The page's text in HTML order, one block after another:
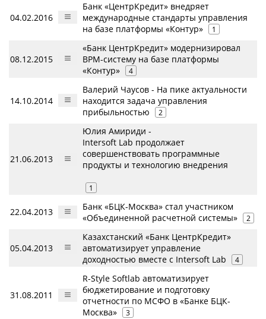
04.02.2016
Банк «ЦентрКредит» внедряет
международные стандарты управления
на базе платформы «Контур»
1
08.12.2015
«Банк ЦентрКредит» модернизировал
ВРМ-систему на базе платформы
«Контур»
4
14.10.2014
Валерий Чаусов - На пике актуальности
находится задача управления
прибыльностью
2
21.06.2013
Юлия Амириди -
Intersoft Lab продолжает
совершенствовать программные
продукты и технологию внедрения
1
22.04.2013
Банк «БЦК-Москва» стал участником
«Объединенной расчетной системы»
2
05.04.2013
Казахстанский «Банк ЦентрКредит»
автоматизирует управление
доходностью вместе с Intersoft Lab
4
31.08.2011
R-Style Softlab автоматизирует
бюджетирование и подготовку
отчетности по МСФО в «Банке БЦК-
Москва»
3